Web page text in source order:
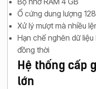
Ổ cứng dung lượng
Xử lý mượt mà nhiều
Hạn chế nghẽn dữ
đồng thời
Hệ thống cấp
lớn